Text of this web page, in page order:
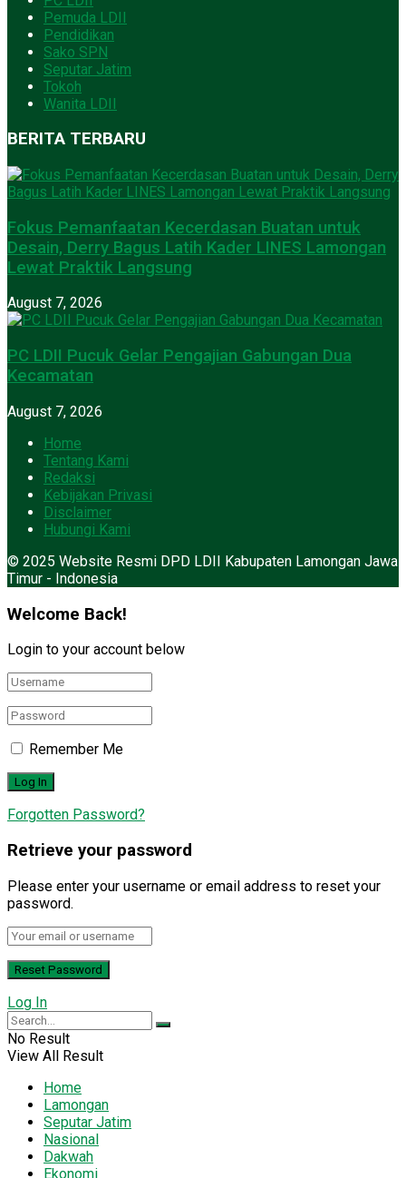
Pemuda LDII
Pendidikan
Sako SPN
Seputar Jatim
Tokoh
Wanita LDII
BERITA TERBARU
Fokus Pemanfaatan Kecerdasan Buatan untuk
Desain, Derry Bagus Latih Kader LINES Lamongan
Lewat Praktik Langsung
August 7, 2026
PC LDII Pucuk Gelar Pengajian Gabungan Dua
Kecamatan
August 7, 2026
Home
Tentang Kami
Redaksi
Kebijakan Privasi
Disclaimer
Hubungi Kami
© 2025 Website Resmi DPD LDII Kabupaten Lamongan Jawa
Timur - Indonesia
Welcome Back!
Login to your account below
Remember Me
Forgotten Password?
Retrieve your password
Please enter your username or email address to reset your
password.
Log In
No Result
View All Result
Home
Lamongan
Seputar Jatim
Nasional
Dakwah
Ekonomi